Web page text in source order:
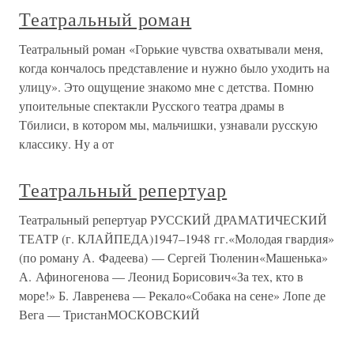
Театральный роман
Театральный роман «Горькие чувства охватывали меня,
когда кончалось представление и нужно было уходить на
улицу». Это ощущение знакомо мне с детства. Помню
упоительные спектакли Русского театра драмы в
Тбилиси, в котором мы, мальчишки, узнавали русскую
классику. Ну а от
Театральный репертуар
Театральный репертуар РУССКИЙ ДРАМАТИЧЕСКИЙ
ТЕАТР (г. КЛАЙПЕДА)1947–1948 гг.«Молодая гвардия»
(по роману А. Фадеева) — Сергей Тюленин«Машенька»
А. Афиногенова — Леонид Борисович«За тех, кто в
море!» Б. Лавренева — Рекало«Собака на сене» Лопе де
Вега — ТристанМОСКОВСКИЙ